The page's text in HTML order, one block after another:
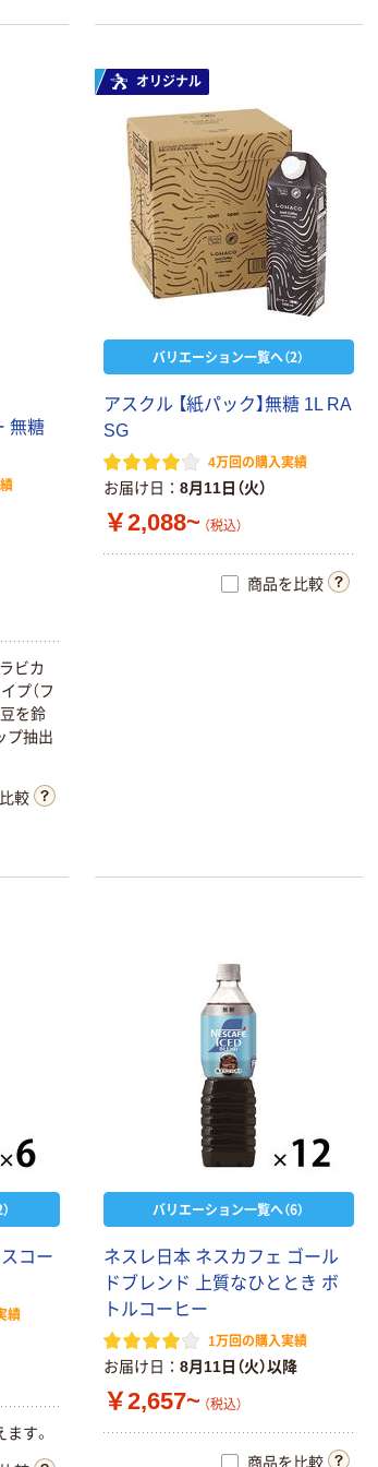
無糖
ビカ
プ（フ
を鈴
プ抽出
較
オリジナル
バリエーション一覧へ（2）
アスクル 【紙パック】無糖 1L RA
SG
4万回の購入実績
お届け日 8月11日（火）
￥2,088~ （税込）
商品を比較
コー
績
す。
バリエーション一覧へ（6）
ネスレ日本 ネスカフェ ゴール
ドブレンド 上質なひととき ボ
トルコーヒー
1万回の購入実績
お届け日 8月11日（火）以降
￥2,657~ （税込）
商品を比較